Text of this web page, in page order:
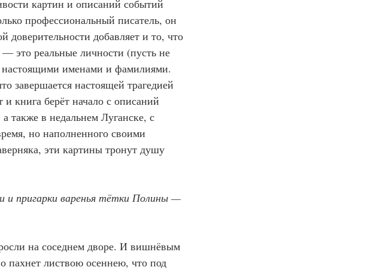
картин и описаний событий
профессиональный писатель, он
доверительности добавляет и то, что
это реальные личности (пусть не
настоящими именами и фамилиями.
настоящей трагедией
книга берёт начало с описаний
также в недальнем Луганске, с
но наполненного своими
эти картины тронут душу
и пригарки варенья тётки Полины —
на соседнем дворе. И вишнёвым
пахнет листвою осеннею, что под